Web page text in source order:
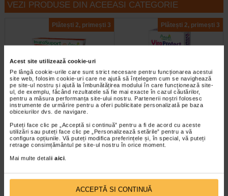
Acest site utilizează cookie-uri
Pe lângă cookie-urile care sunt strict necesare pentru funcționarea acestui
site web, folosim cookie-uri care ne ajută să înțelegem cum se navighează
pe site-ul nostru și ajută la îmbunătățirea modului în care funcționează site-
ul, de exemplu, făcând rezultatele să fie mai exacte în cazul căutărilor,
pentru a măsura performanța site-ului nostru. Partenerii noștri folosesc
instrumente de urmărire pentru a oferi publicitate personalizată pe baza
obiceiurilor dvs. de navigare.
Puteți face clic pe „Acceptă si continuă” pentru a fi de acord cu aceste
utilizări sau puteți face clic pe „Personalizează setările” pentru a vă
configura opțiunile. Vă puteți modifica preferințele și, în special, vă puteți
retrage consimțământul pe site-ul nostru în orice moment.
Mai multe detalii aici
ACCEPTĂ SI CONTINUĂ
VEZI PRODUSE DIN ACEEASI CATEGORIE
Plătești 2, primești 3
ImunoSuport 1000, 30
comprimate, NATURALIS
Vitaminele C, D3 si zincul
contribuie la functionarea normala
a sistemului imunitar…
Plătești 2, primești 3
ViroProtect Imun, 10 capsule,
NATURALIS
ViroProtect Imun+ este un
supliment alimentar inovator, care
combina bacterii lizate…